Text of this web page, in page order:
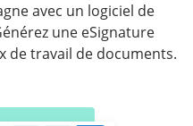
avec un logiciel de
une eSignature
de travail de documents.